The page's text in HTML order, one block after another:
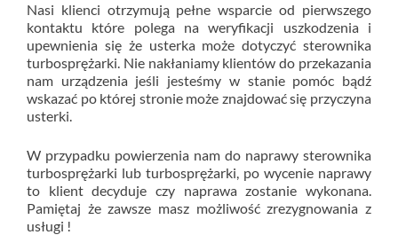
Nasi klienci otrzymują pełne wsparcie od pierwszego
kontaktu które polega na weryfikacji uszkodzenia i
upewnienia się że usterka może dotyczyć sterownika
turbosprężarki. Nie nakłaniamy klientów do przekazania
nam urządzenia jeśli jesteśmy w stanie pomóc bądź
wskazać po której stronie może znajdować się przyczyna
usterki.
W przypadku powierzenia nam do naprawy sterownika
turbosprężarki lub turbosprężarki, po wycenie naprawy
to klient decyduje czy naprawa zostanie wykonana.
Pamiętaj że zawsze masz możliwość zrezygnowania z
usługi !